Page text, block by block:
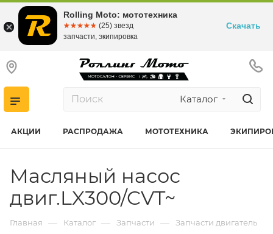
Каталог
АКЦИИ РАСПРОДАЖА МОТОТЕХНИКА
Масляный насос
двиг.LX300/CVT~
Главная — Каталог — Запчасти — Запчасти двигатель
Rolling Moto: мототехника
☆☆☆☆☆
★★★★★ (25) звезд
запчасти, экипировка
Скачать